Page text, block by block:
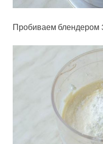
Пробиваем блендером